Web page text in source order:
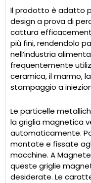
Il prodotto è adatto
design a prova di
cattura
più fini, rendendolo
nell’industria
frequentemente
ceramica, il marmo,
stampaggio a
Le particelle
la griglia magnetica
automaticamente.
montate e fissate
macchine. A
queste griglie
desiderate. Le